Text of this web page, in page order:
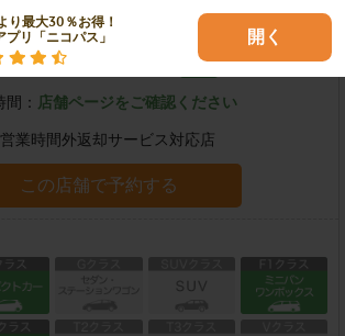
り最大30％お得！
プリ「ニコパス」
開く
南岩国駅店
：岩国市南岩国町1-2-6 地図
： 店舗ページをご確認ください
営業時間外返却サービス対応店
この店舗で予約する